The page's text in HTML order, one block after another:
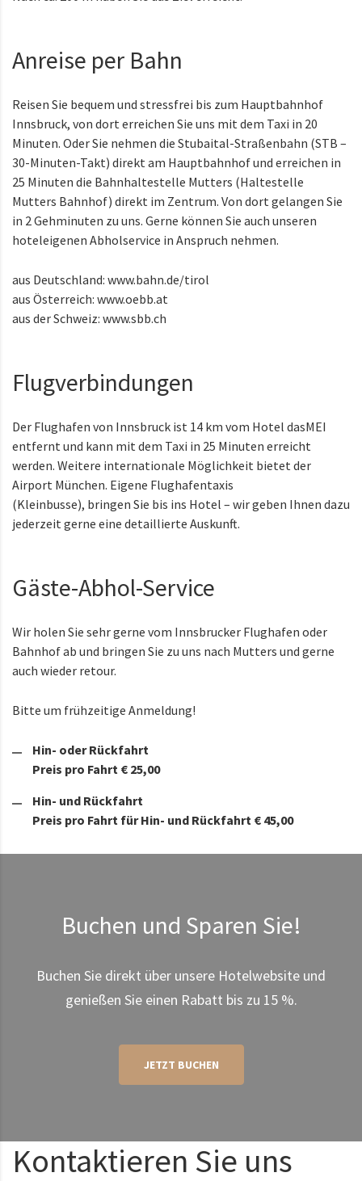
Anreise per Bahn
Reisen Sie bequem und stressfrei bis zum Hauptbahnhof
Innsbruck, von dort erreichen Sie uns mit dem Taxi in 20
Minuten. Oder Sie nehmen die Stubaital-Straßenbahn (STB –
30-Minuten-Takt) direkt am Hauptbahnhof und erreichen in
25 Minuten die Bahnhaltestelle Mutters (Haltestelle
Mutters Bahnhof) direkt im Zentrum. Von dort gelangen Sie
in 2 Gehminuten zu uns. Gerne können Sie auch unseren
hoteleigenen Abholservice in Anspruch nehmen.
aus Deutschland: www.bahn.de/tirol
aus Österreich: www.oebb.at
aus der Schweiz: www.sbb.ch
Flugverbindungen
Der Flughafen von Innsbruck ist 14 km vom Hotel dasMEI
entfernt und kann mit dem Taxi in 25 Minuten erreicht
werden. Weitere internationale Möglichkeit bietet der
Airport München. Eigene Flughafentaxis
(Kleinbusse), bringen Sie bis ins Hotel – wir geben Ihnen dazu
jederzeit gerne eine detaillierte Auskunft.
Gäste-Abhol-Service
Wir holen Sie sehr gerne vom Innsbrucker Flughafen oder
Bahnhof ab und bringen Sie zu uns nach Mutters und gerne
auch wieder retour.
Bitte um frühzeitige Anmeldung!
Hin- oder Rückfahrt
Preis pro Fahrt € 25,00
Hin- und Rückfahrt
Preis pro Fahrt für Hin- und Rückfahrt € 45,00
Buchen und Sparen Sie!
Buchen Sie direkt über unsere Hotelwebsite und
genießen Sie einen Rabatt bis zu 15 %.
JETZT BUCHEN
Kontaktieren Sie uns